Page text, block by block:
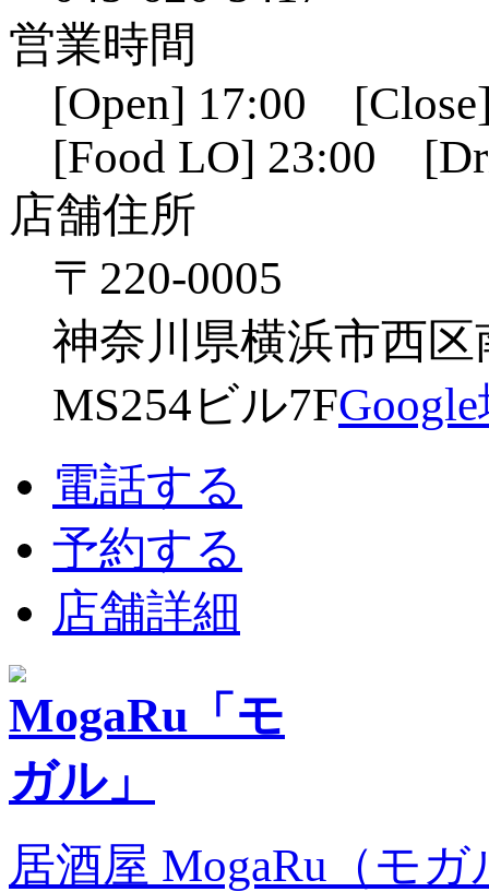
営業時間
[Open] 17:00
[Food LO] 23:00
店舗住所
〒220-0005
神奈川県横浜市西区
MS254ビル7F
電話する
予約する
店舗詳細
居酒屋 MogaRu（モ